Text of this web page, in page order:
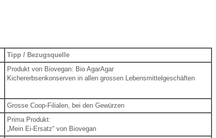
Tipp / Bezugsquelle
Produkt von Biovegan: Bio AgarAgar
Kichererbsenkonserven in allen grossen Lebensmittelgeschäften
Grosse Coop-Filialen, bei den Gewürzen
Prima Produkt:
„Mein Ei-Ersatz“ von Biovegan